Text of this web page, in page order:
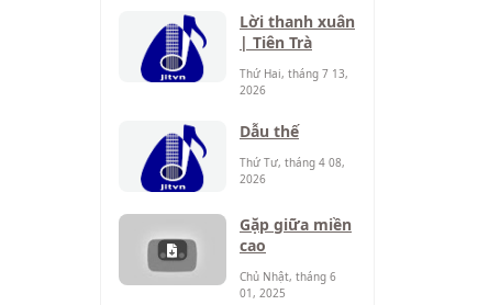
Lời thanh xuân
| Tiên Trà
Thứ Hai, tháng 7 13,
2026
Dẫu thế
Thứ Tư, tháng 4 08,
2026
Gặp giữa miền
cao
Chủ Nhật, tháng 6
01, 2025